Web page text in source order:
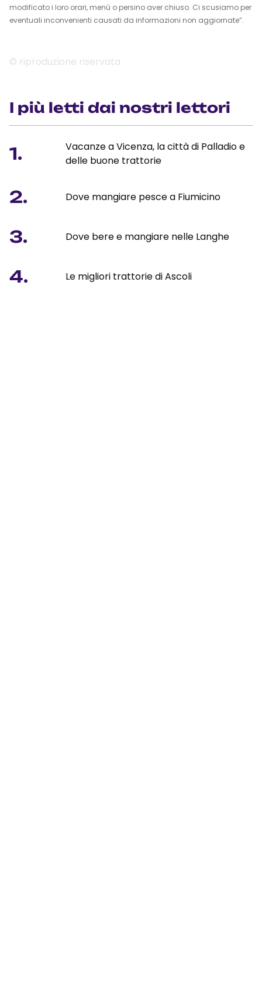
modificato i loro orari, menù o persino aver chiuso. Ci scusiamo per
eventuali inconvenienti causati da informazioni non aggiornate”.
© riproduzione riservata
I più letti dai nostri lettori
1.
Vacanze a Vicenza, la città di Palladio e
delle buone trattorie
2. Dove mangiare pesce a Fiumicino
3. Dove bere e mangiare nelle Langhe
4. Le migliori trattorie di Ascoli